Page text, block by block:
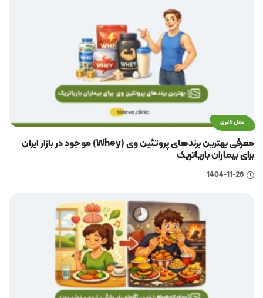
عمل لاغری
معرفی بهترین برندهای پروتئین وی (Whey) موجود در بازار ایران
برای بیماران باریاتریک
1404-11-28